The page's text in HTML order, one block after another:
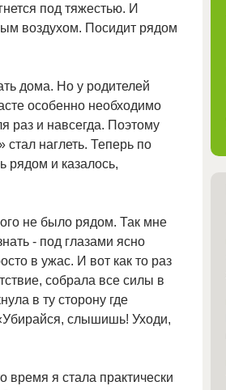
под тяжестью. И
воздухом. Посидит рядом
дома. Но у родителей
особенно необходимо
раз и навсегда. Поэтому
наглеть. Теперь по
рядом и казалось,
не было рядом. Так мне
- под глазами ясно
в ужас. И вот как то раз
собрала все силы в
в ту сторону где
слышишь! Уходи,
время я стала практически